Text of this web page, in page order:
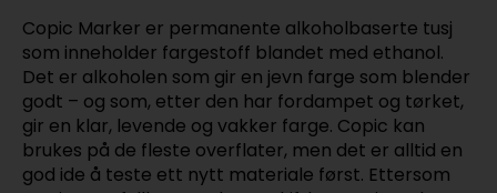
Copic Marker er permanente alkoholbaserte tusj
som inneholder fargestoff blandet med ethanol.
Det er alkoholen som gir en jevn farge som blender
godt – og som, etter den har fordampet og tørket,
gir en klar, levende og vakker farge. Copic kan
brukes på de fleste overflater, men det er alltid en
god ide å teste ett nytt materiale først. Ettersom